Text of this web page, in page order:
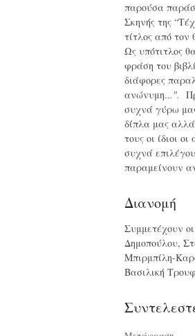
παρούσα
Σκηνής της
τίτλος από τον
Ως υπότιτλος
φράση του
διάφορες
ανώνυμη...".
συχνά γύρω
δίπλα μας
τους οι ίδιοι
συχνά
παραμείνουν
Διανομή
Συμμετέχουν
Δημοπούλου,
Μπιρμπίλη-
Βασιλική